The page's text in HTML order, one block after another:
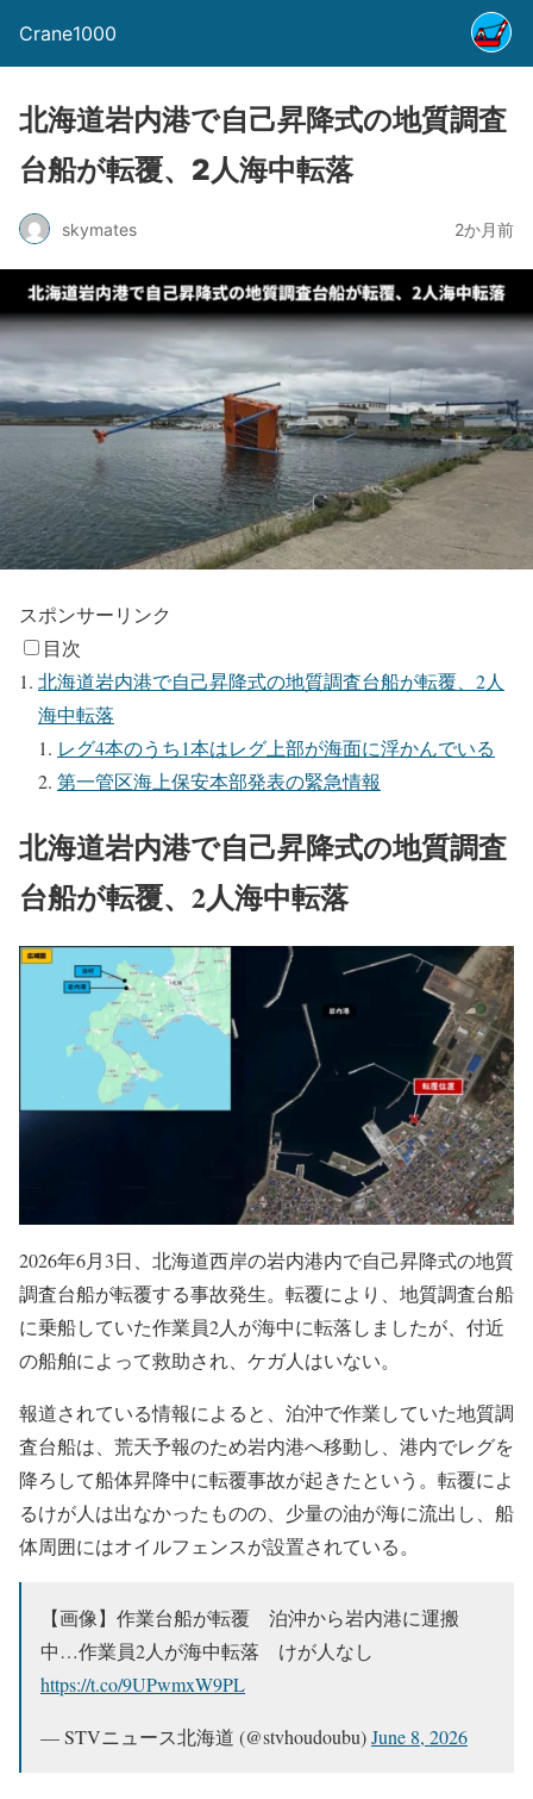
Crane1000
北海道岩内港で自己昇降式の地質調査
台船が転覆、2人海中転落
skymates 2か月前
スポンサーリンク
目次
北海道岩内港で自己昇降式の地質調査台船が転覆、2人
海中転落
レグ4本のうち1本はレグ上部が海面に浮かんでいる
第一管区海上保安本部発表の緊急情報
北海道岩内港で自己昇降式の地質調査
台船が転覆、2人海中転落
2026年6月3日、北海道西岸の岩内港内で自己昇降式の地質
調査台船が転覆する事故発生。転覆により、地質調査台船
に乗船していた作業員2人が海中に転落しましたが、付近
の船舶によって救助され、ケガ人はいない。
報道されている情報によると、泊沖で作業していた地質調
査台船は、荒天予報のため岩内港へ移動し、港内でレグを
降ろして船体昇降中に転覆事故が起きたという。転覆によ
るけが人は出なかったものの、少量の油が海に流出し、船
体周囲にはオイルフェンスが設置されている。
【画像】作業台船が転覆 泊沖から岩内港に運搬
中…作業員2人が海中転落 けが人なし
https://t.co/9UPwmxW9PL
— STVニュース北海道 (@stvhoudoubu)June 8, 2026